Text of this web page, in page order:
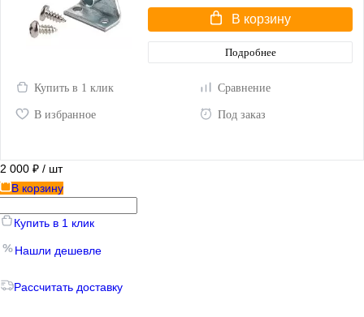
В корзину
Подробнее
Купить в 1 клик Сравнение
В избранное Под заказ
2 000 ₽ / шт
В корзину
Купить в 1 клик
Нашли дешевле
Рассчитать доставку